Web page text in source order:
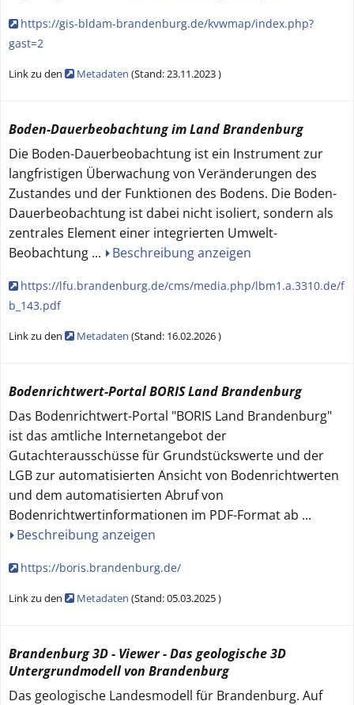
https://gis-bldam-brandenburg.de/kvwmap/index.php?
gast=2
Link zu den Metadaten (Stand:23.11.2023)
Boden-Dauerbeobachtung im Land Brandenburg
Die Boden-Dauerbeobachtung ist ein Instrument zur
langfristigen Überwachung von Veränderungen des
Zustandes und der Funktionen des Bodens. Die Boden-
Dauerbeobachtung ist dabei nicht isoliert, sondern als
zentrales Element einer integrierten Umwelt-
Beobachtung ... Beschreibung anzeigen
https://lfu.brandenburg.de/cms/media.php/lbm1.a.3310.de/f
b_143.pdf
Link zu den Metadaten (Stand: 16.02.2026)
Bodenrichtwert-Portal BORIS Land Brandenburg
Das Bodenrichtwert-Portal "BORIS Land Brandenburg"
ist das amtliche Internetangebot der
Gutachterausschüsse für Grundstückswerte und der
LGB zur automatisierten Ansicht von Bodenrichtwerten
und dem automatisierten Abruf von
Bodenrichtwertinformationen im PDF-Format ab ...
Beschreibung anzeigen
https://boris.brandenburg.de/
Link zu den Metadaten (Stand:05.03.2025)
Brandenburg 3D - Viewer - Das geologische 3D
Untergrundmodell von Brandenburg
Das geologische Landesmodell für Brandenburg. Auf